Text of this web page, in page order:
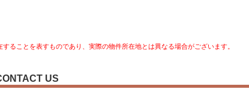
ることを表すものであり、実際の物件所在地とは異なる場合がございます。
US